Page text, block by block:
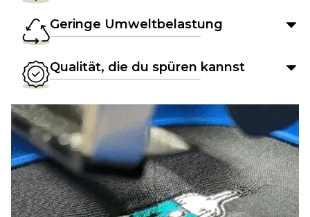
Geringe Umweltbelastung
Qualität, die du spüren kannst